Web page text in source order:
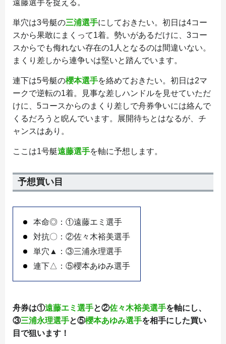
遠藤選手を捉える。
単穴は3号艇の三浦選手にしておきたい。初日は4コー
スから果敢にまくって1着。勢いがあるだけに、3コー
スからでも侮れない存在の1人となるのは間違いない。
まくり差しから連争いは堅いと踏んでいます。
連下は5号艇の櫻本選手を絡めておきたい。初日は2マ
ークで逆転の1着。見事な差しハンドルを見せていただ
けに、5コースからのまくり差しで舟券争いには絡んで
くるだろうと睨んでいます。展開待ちとはなるが、チ
ャンスはあり。
ここは1号艇遠藤選手を軸に予想します。
予想買い目
本命◎：①遠藤エミ選手
対抗〇：②佐々木裕美選手
単穴▲：③三浦永理選手
連下△：⑤櫻本あゆみ選手
舟券は①遠藤エミ選手と②佐々木裕美選手を軸にし、
③三浦永理選手と⑤櫻本あゆみ選手を相手にした買い
目で狙います！